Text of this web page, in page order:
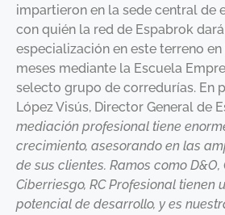
impartieron en la sede central de
con quién la red de Espabrok
especialización en este terreno
meses mediante la Escuela
selecto grupo de corredurías. En
López Visús, Director General de
mediación profesional tiene
crecimiento, asesorando en las
de sus clientes. Ramos como D&O,
Ciberriesgo, RC Profesional tienen
potencial de desarrollo, y es